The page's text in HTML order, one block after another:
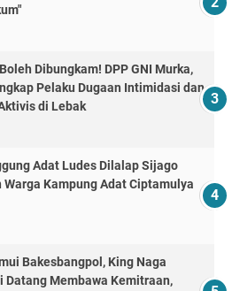
Dibungkam! DPP GNI Murka,
Pelaku Dugaan Intimidasi dan
di Lebak
Adat Ludes Dilalap Sijago
Warga Kampung Adat Ciptamulya
Bakesbangpol, King Naga
Datang Membawa Kemitraan,